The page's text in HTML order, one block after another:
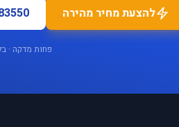
להצעת מחיר מהירה
פחות מדקה · בלי